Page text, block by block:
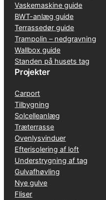
Vaskemaskine guide
BWT-anlæg guide
Terrassedør guide
Trampolin – nedgravning
Wallbox guide
Standen på husets tag
Projekter
Carport
Tilbygning
Solcelleanlæg
Træterrasse
Ovenlysvinduer
Efterisolering af loft
Understrygning af tag
Gulvafhøvling
Nye gulve
Fliser